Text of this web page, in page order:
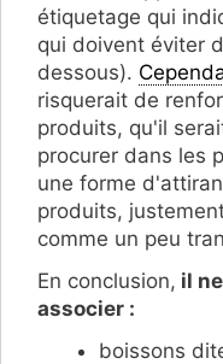
étiquetage qui
qui doivent éviter
dessous).
risquerait de
produits, qu'il
procurer dans les
une forme
produits,
comme un peu
En conclusion, il
associer :
boissons